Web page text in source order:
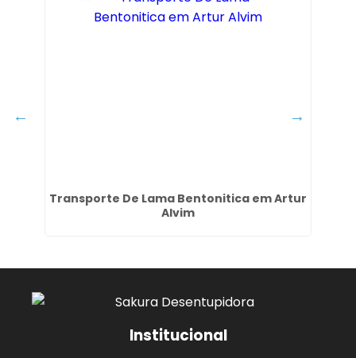
Transporte De Lama Bentonitica em Artur
Alvim
Institucional